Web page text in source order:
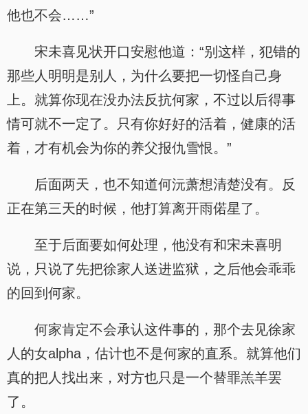
他也不会……”
宋未喜见状开口安慰他道：“别这样，犯错的
那些人明明是别人，为什么要把一切怪自己身
上。就算你现在没办法反抗何家，不过以后得事
情可就不一定了。只有你好好的活着，健康的活
着，才有机会为你的养父报仇雪恨。”
后面两天，也不知道何沅萧想清楚没有。反
正在第三天的时候，他打算离开雨偌星了。
至于后面要如何处理，他没有和宋未喜明
说，只说了先把徐家人送进监狱，之后他会乖乖
的回到何家。
何家肯定不会承认这件事的，那个去见徐家
人的女alpha，估计也不是何家的直系。就算他们
真的把人找出来，对方也只是一个替罪羔羊罢
了。